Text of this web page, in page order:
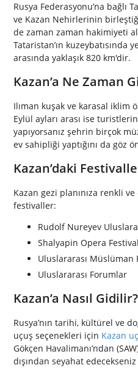
Rusya Federasyonu’na bağlı
ve Kazan Nehirlerinin
de zaman zaman hakimiyeti
Tataristan’ın
arasında yaklaşık 820 km'dir.
Kazan’a Ne Zaman
Ilıman kuşak ve karasal iklim
Eylül ayları arası ise
yapıyorsanız şehrin birçok
ev sahipliği yaptığını da göz
Kazan’daki
Kazan gezi planınıza renkli
festivaller:
Rudolf Nureyev
Shalyapin Opera
Uluslararası Müslüman
Uluslararası Forumlar
Kazan’a Nasıl Gidilir?
Rusya’nın tarihi, kültürel ve
uçuş seçenekleri için Kazan
Gökçen Havalimanı’ndan
dışından seyahat